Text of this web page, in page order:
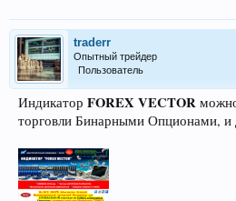
traderr
Опытный трейдер
Пользователь
Индикатор FOREX VECTOR
торговли Бинарными Опционами, и